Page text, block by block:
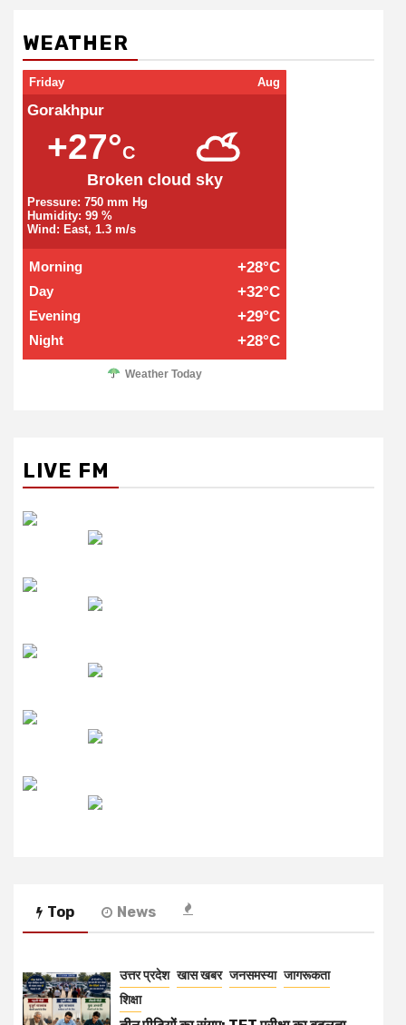
WEATHER
Friday Aug
Gorakhpur
+27°C
Broken cloud sky
Pressure: 750 mm Hg
Humidity: 99 %
Wind: East, 1.3 m/s
Morning +28°C
Day +32°C
Evening +29°C
Night +28°C
Weather Today
LIVE FM
Top News
उत्तर प्रदेश खास खबर जनसमस्या जागरूकता
शिक्षा